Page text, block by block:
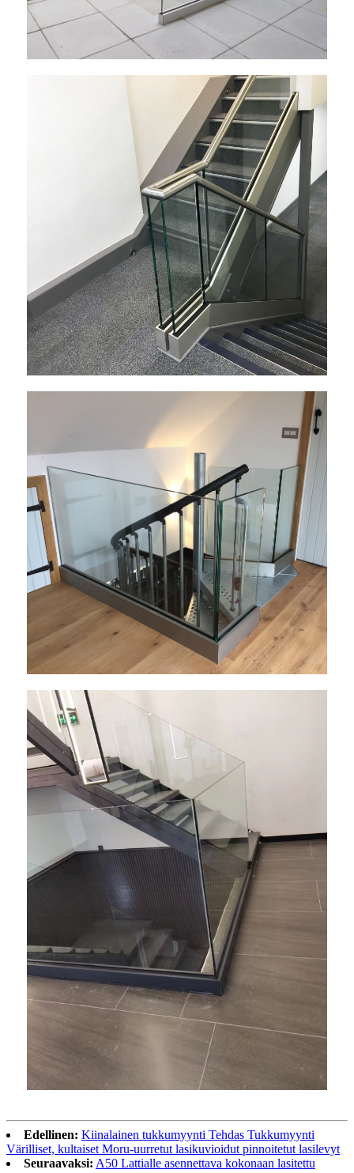
Edellinen: Kiinalainen tukkumyynti Tehdas Tukkumyynti
Värilliset, kultaiset Moru-uurretut lasikuvioidut pinnoitetut lasilevyt
Seuraavaksi: A50 Lattialle asennettava kokonaan lasitettu